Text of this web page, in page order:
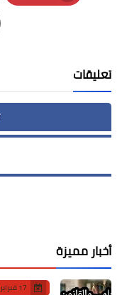
Pinterest
تعليقات
أخبار مميزة
17 فبراير 2023